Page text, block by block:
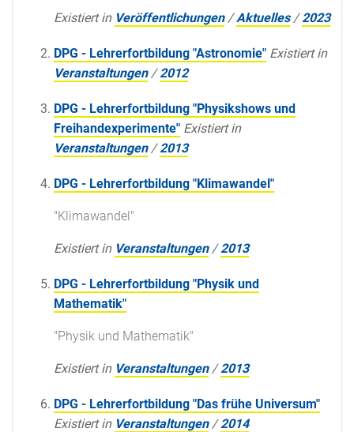
Existiert in Veröffentlichungen /Aktuelles /2023
DPG - Lehrerfortbildung "Astronomie" Existiert in
Veranstaltungen /2012
DPG - Lehrerfortbildung "Physikshows und
Freihandexperimente" Existiert in
Veranstaltungen /2013
DPG - Lehrerfortbildung "Klimawandel"
"Klimawandel"
Existiert in Veranstaltungen /2013
DPG - Lehrerfortbildung "Physik und
Mathematik"
"Physik und Mathematik"
Existiert in Veranstaltungen /2013
DPG - Lehrerfortbildung "Das frühe Universum"
Existiert in Veranstaltungen /2014